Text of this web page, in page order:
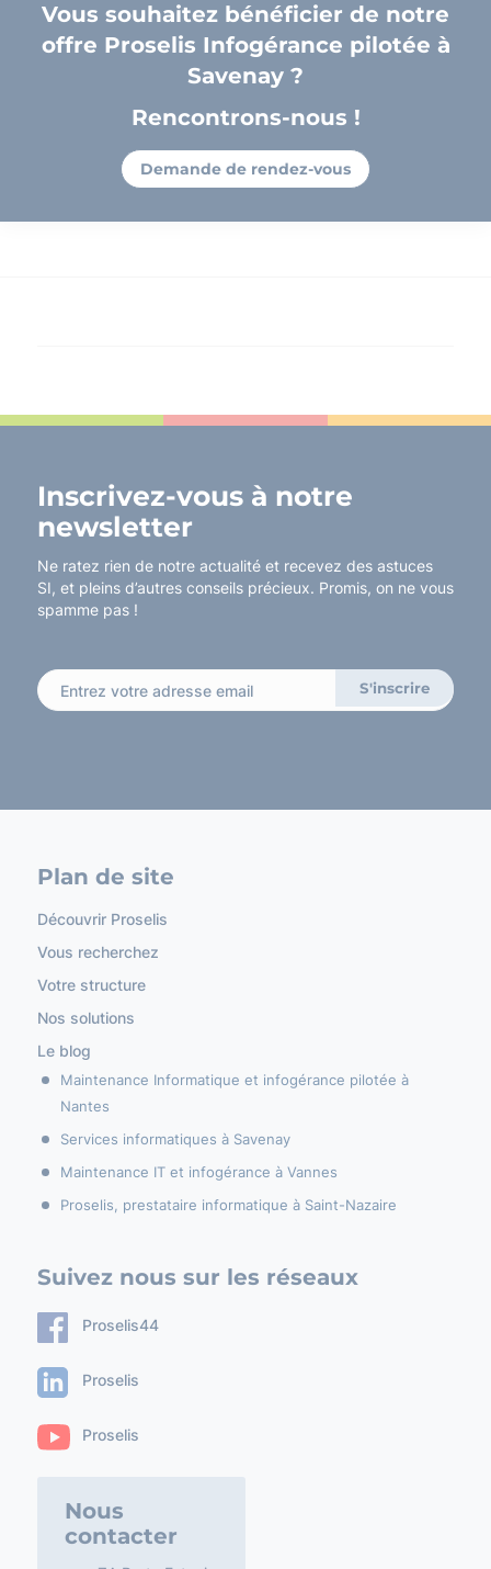
Vous souhaitez bénéficier de notre
offre Proselis Infogérance pilotée à
Savenay ?
Rencontrons-nous !
Demande de rendez-vous
Inscrivez-vous à notre
newsletter
Ne ratez rien de notre actualité et recevez des astuces
SI, et pleins d’autres conseils précieux. Promis, on ne vous
spamme pas !
Plan de site
Découvrir Proselis
Vous recherchez
Votre structure
Nos solutions
Le blog
Maintenance Informatique et infogérance pilotée à
Nantes
Services informatiques à Savenay
Maintenance IT et infogérance à Vannes
Proselis, prestataire informatique à Saint-Nazaire
Suivez nous sur les réseaux
Proselis44
Proselis
Proselis
Nous
contacter